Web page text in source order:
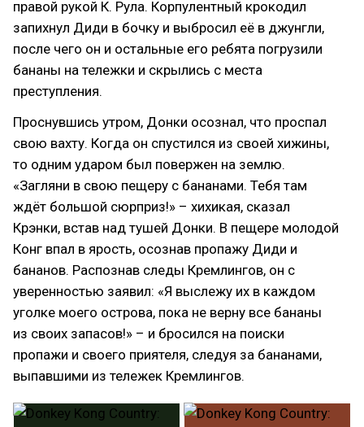
правой рукой К. Рула. Корпулентный крокодил
запихнул Диди в бочку и выбросил её в джунгли,
после чего он и остальные его ребята погрузили
бананы на тележки и скрылись с места
преступления.
Проснувшись утром, Донки осознал, что проспал
свою вахту. Когда он спустился из своей хижины,
то одним ударом был повержен на землю.
«Загляни в свою пещеру с бананами. Тебя там
ждёт большой сюрприз!» – хихикая, сказал
Крэнки, встав над тушей Донки. В пещере молодой
Конг впал в ярость, осознав пропажу Диди и
бананов. Распознав следы Кремлингов, он с
уверенностью заявил: «Я выслежу их в каждом
уголке моего острова, пока не верну все бананы
из своих запасов!» – и бросился на поиски
пропажи и своего приятеля, следуя за бананами,
выпавшими из тележек Кремлингов.